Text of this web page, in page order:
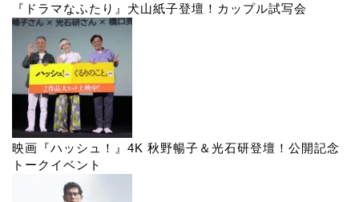
『ドラマなふたり』犬山紙子登壇！カップル試写会
映画『ハッシュ！』4K 秋野暢子＆光石研登壇！公開記念
トークイベント